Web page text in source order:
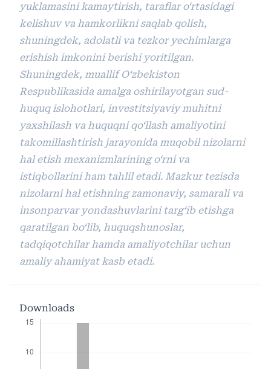
yuklamasini kamaytirish, taraflar o‘rtasidagi
kelishuv va hamkorlikni saqlab qolish,
shuningdek, adolatli va tezkor yechimlarga
erishish imkonini berishi yoritilgan.
Shuningdek, muallif O‘zbekiston
Respublikasida amalga oshirilayotgan sud-
huquq islohotlari, investitsiyaviy muhitni
yaxshilash va huquqni qo‘llash amaliyotini
takomillashtirish jarayonida muqobil nizolarni
hal etish mexanizmlarining o‘rni va
istiqbollarini ham tahlil etadi. Mazkur tezisda
nizolarni hal etishning zamonaviy, samarali va
insonparvar yondashuvlarini targ‘ib etishga
qaratilgan bo‘lib, huquqshunoslar,
tadqiqotchilar hamda amaliyotchilar uchun
amaliy ahamiyat kasb etadi.
Downloads